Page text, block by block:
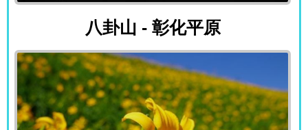
八卦山 - 彰化平原
八卦山 - 彰化平原